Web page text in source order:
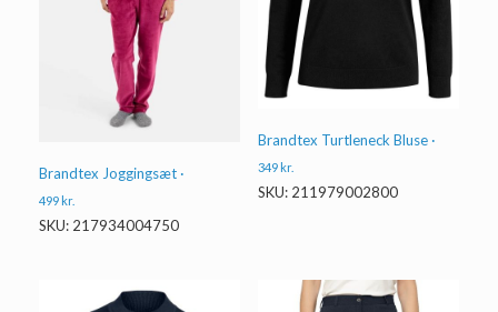
Brandtex Joggingsæt ·
499kr.
SKU: 217934004750
Brandtex Turtleneck Bluse ·
349kr.
SKU: 211979002800